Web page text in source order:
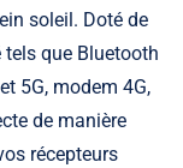
soleil. Doté de
que Bluetooth
5G, modem 4G,
de manière
récepteurs